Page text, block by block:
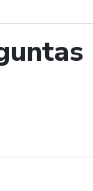
de búsqueda